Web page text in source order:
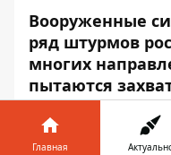
Вооруженные
ряд штурмов
многих
пытаются
территорию
Об этом
Главная